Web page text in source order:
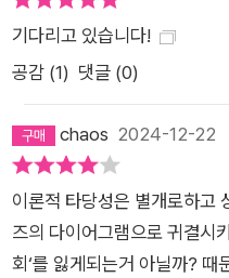
기다리고 있습니다!
공감 (1) 댓글 (0)
chaos 2024-12-22
이론적 타당성은 별개로하고
즈의 다이어그램으로 귀결시
회‘를 잃게되는거 아닐까? 때